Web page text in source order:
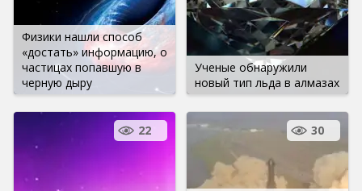
Физики нашли способ
«достать» информацию, о
частицах попавшую в
черную дыру
Ученые обнаружили
новый тип льда в алмазах
22 30